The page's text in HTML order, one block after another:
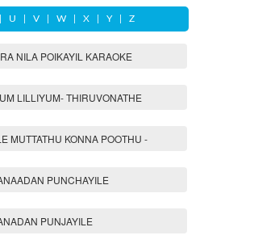
U V W X Y| Z
NILA POIKAYIL KARAOKE
LILLIYUM- THIRUVONATHE
MUTTATHU KONNA POOTHU -
PUNCHAYILE
PUNJAYILE